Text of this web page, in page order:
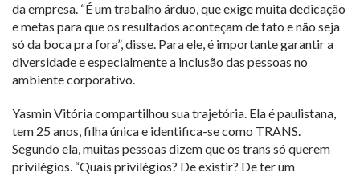
da empresa. “É um trabalho árduo, que exige muita dedicação
e metas para que os resultados aconteçam de fato e não seja
só da boca pra fora”, disse. Para ele, é importante garantir a
diversidade e especialmente a inclusão das pessoas no
ambiente corporativo.
Yasmin Vitória compartilhou sua trajetória. Ela é paulistana,
tem 25 anos, filha única e identifica-se como TRANS.
Segundo ela, muitas pessoas dizem que os trans só querem
privilégios. “Quais privilégios? De existir? De ter um